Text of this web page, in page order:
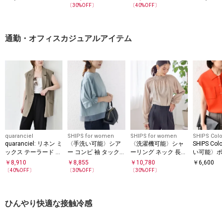
〔30%OFF〕 バー
〔40%OFF〕
通勤・オフィスカジュアルアイテム
quaranciel
quaranciel: リネン ミ
ックス テーラード オ
ーバー ジレ
￥ 8,910
〔40%OFF〕
SHIPS for women
〈手洗い可能〉シア
ー コンビ 袖 タック
デザイン プルオーバ
ー
￥8,855
〔30%OFF〕
SHIPS for women
〈洗濯機可能〉シャ
ーリング ネック 長袖
ブラウス
￥ 10,780
〔30%OFF〕
SHIPS
SHIPS
い可能〉
チスリー
￥6,600
ひんやり快適な接触冷感